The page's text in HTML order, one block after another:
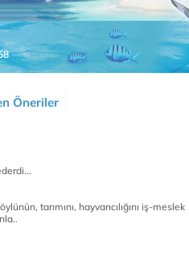
Öneriler
tarımını, hayvancılığını iş-meslek